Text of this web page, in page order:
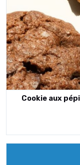
Cookie aux